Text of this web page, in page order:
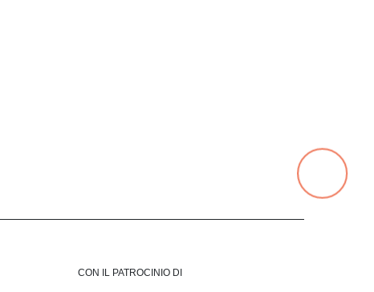
CON IL PATROCINIO DI